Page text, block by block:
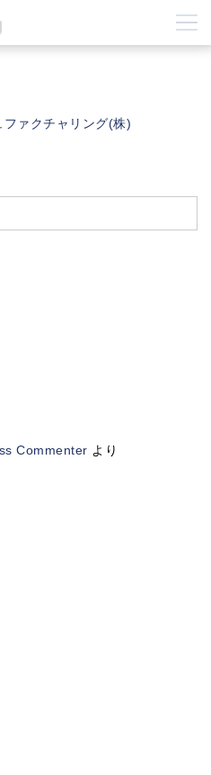
ァクチャリング(株)
Commenter より